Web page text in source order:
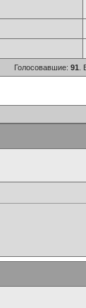
Голосовавшие: 91 .